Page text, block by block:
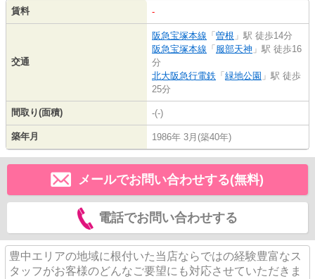
賃料 -
交通
阪急宝塚本線 「 曽根 」駅 徒歩14分
阪急宝塚本線 「 服部天神 」駅 徒歩16
分
北大阪急行電鉄 「 緑地公園 」駅 徒歩
25分
間取り(面積) -(-)
築年月 1986年 3月(築40年)
メールでお問い合わせする(無料)
電話でお問い合わせする
豊中エリアの地域に根付いた当店ならではの経験豊富なス
タッフがお客様のどんなご要望にも対応させていただきま